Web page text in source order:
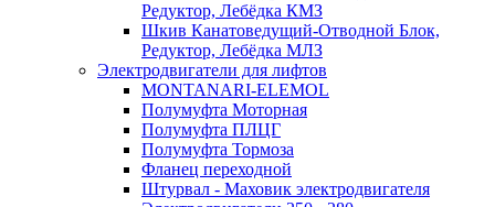
Редуктор, Лебёдка КМЗ
Шкив Канатоведущий-Отводной Блок,
Редуктор, Лебёдка МЛЗ
Электродвигатели для лифтов
MONTANARI-ELEMOL
Полумуфта Моторная
Полумуфта ПЛЦГ
Полумуфта Тормоза
Фланец переходной
Штурвал - Маховик электродвигателя